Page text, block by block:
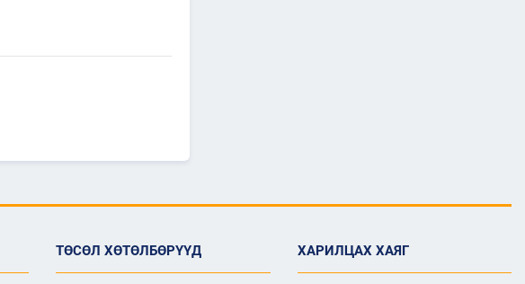
ЗАМ, ТЭЭВРИЙН САЙД
НИСЭХ БУУДЛЫН
ӨРГӨТГӨЛИЙН ТӨСЛИЙН
ТАЛААР САНАЛ СОЛИЛЦЛОО
ТӨСӨЛ ХӨТӨЛБӨРҮҮД ХАРИЛЦАХ ХАЯГ